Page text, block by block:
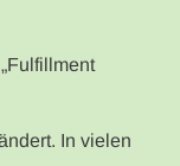
In vielen